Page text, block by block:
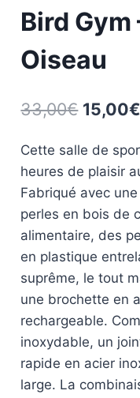
Bird Gym
Oiseau
33,00€ Le
initial
était :
15,00€
Cette salle de
heures de plaisir
Fabriqué avec
perles en bois de
alimentaire, des
en plastique
suprême, le tout
une brochette en
rechargeable.
inoxydable, un
rapide en acier
large. La